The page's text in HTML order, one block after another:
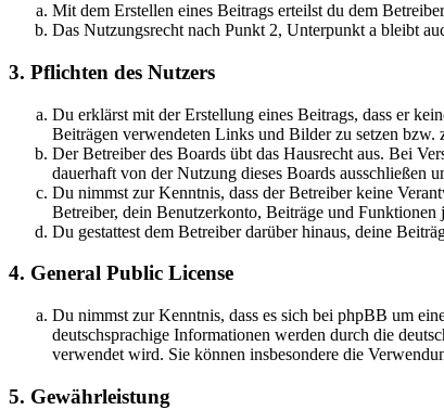
Mit dem Erstellen eines Beitrags erteilst du dem
Das Nutzungsrecht nach Punkt 2, Unterpunkt a bleibt
3. Pflichten des Nutzers
Du erklärst mit der Erstellung eines Beitrags, dass er
Beiträgen verwendeten Links und Bilder zu setzen bzw.
Der Betreiber des Boards übt das Hausrecht aus. Bei
dauerhaft von der Nutzung dieses Boards ausschließen
Du nimmst zur Kenntnis, dass der Betreiber keine
Betreiber, dein Benutzerkonto, Beiträge und Funktionen
Du gestattest dem Betreiber darüber hinaus, deine
4. General Public License
Du nimmst zur Kenntnis, dass es sich bei phpBB um
deutschsprachige Informationen werden durch die
verwendet wird. Sie können insbesondere die
5. Gewährleistung